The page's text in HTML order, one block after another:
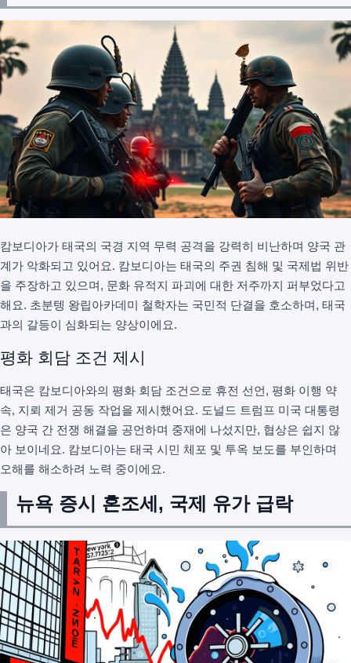
캄보디아가 태국의 국경 지역 무력 공격을 강력히 비난하며 양국 관
계가 악화되고 있어요. 캄보디아는 태국의 주권 침해 및 국제법 위반
을 주장하고 있으며, 문화 유적지 파괴에 대한 저주까지 퍼부었다고
해요. 초분텡 왕립아카데미 철학자는 국민적 단결을 호소하며, 태국
과의 갈등이 심화되는 양상이에요.
평화 회담 조건 제시
태국은 캄보디아와의 평화 회담 조건으로 휴전 선언, 평화 이행 약
속, 지뢰 제거 공동 작업을 제시했어요. 도널드 트럼프 미국 대통령
은 양국 간 전쟁 해결을 공언하며 중재에 나섰지만, 협상은 쉽지 않
아 보이네요. 캄보디아는 태국 시민 체포 및 투옥 보도를 부인하며
오해를 해소하려 노력 중이에요.
뉴욕 증시 혼조세, 국제 유가 급락